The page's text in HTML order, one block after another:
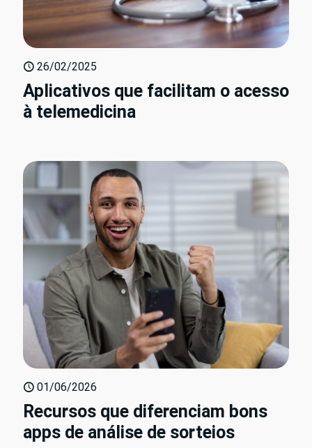
26/02/2025
Aplicativos que facilitam o acesso
à telemedicina
01/06/2026
Recursos que diferenciam bons
apps de análise de sorteios